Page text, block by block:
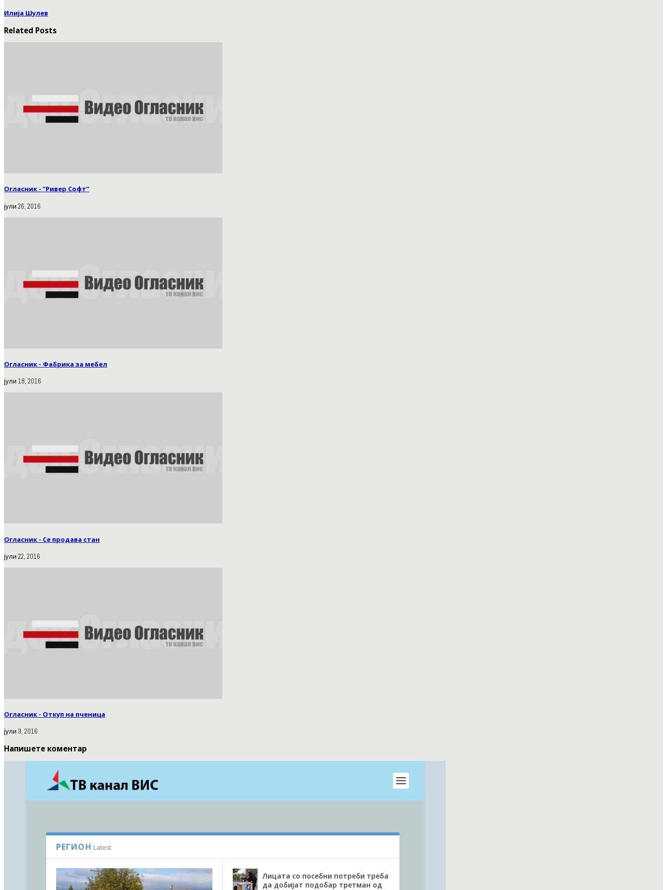
Илија Шулев
Related Posts
Огласник - “Ривер Софт”
јули 26, 2016
Огласник - Фабрика за мебел
јули 18, 2016
Огласник - Се продава стан
јули 22, 2016
Огласник - Откуп на пченица
јули 9, 2016
Напишете коментар